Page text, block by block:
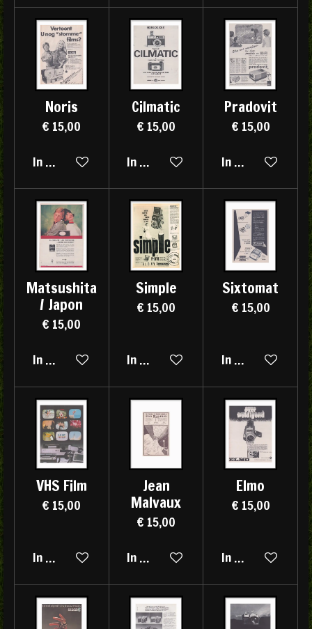
Noris
€ 15,00
In winkelwagen
Cilmatic
€ 15,00
In winkelwagen
Pradovit
€ 15,00
In winkelwagen
Matsushita
/ Japon
€ 15,00
In winkelwagen
Simple
€ 15,00
In winkelwagen
Sixtomat
€ 15,00
In winkelwagen
VHS Film
€ 15,00
In winkelwagen
Jean
Malvaux
€ 15,00
In winkelwagen
Elmo
€ 15,00
In winkelwagen